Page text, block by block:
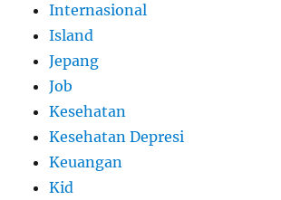
Internasional
Island
Jepang
Job
Kesehatan
Kesehatan Depresi
Keuangan
Kid